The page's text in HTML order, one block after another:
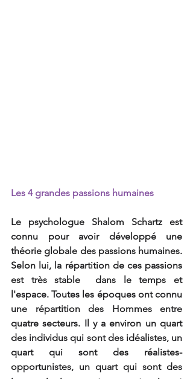
Les 4 grandes passions humaines
Le psychologue Shalom Schartz est
connu pour avoir développé une
théorie globale des passions humaines.
Selon lui, la répartition de ces passions
est très stable  dans le temps et
l'espace. Toutes les époques ont connu
une répartition des Hommes entre
quatre secteurs. Il y a environ un quart
des individus qui sont des idéalistes, un
quart qui sont des réalistes-
opportunistes, un quart qui sont des